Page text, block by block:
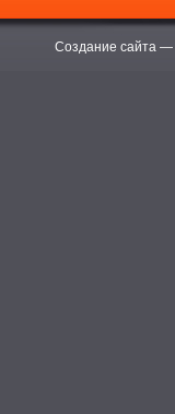
Создание сайта —